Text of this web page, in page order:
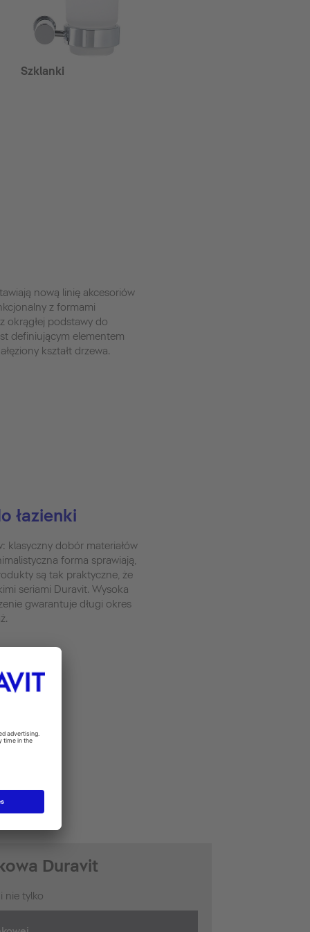
Szklanki
nową linię akcesoriów
z formami
okrągłej podstawy do
definiującym elementem
kształt drzewa.
łazienki
klasyczny dobór materiałów
forma sprawiają,
są tak praktyczne, że
seriami Duravit. Wysoka
gwarantuje długi okres
Duravit
nie tylko